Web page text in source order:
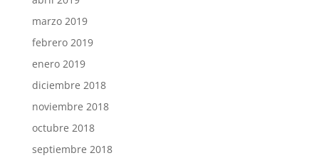
marzo 2019
febrero 2019
enero 2019
diciembre 2018
noviembre 2018
octubre 2018
septiembre 2018